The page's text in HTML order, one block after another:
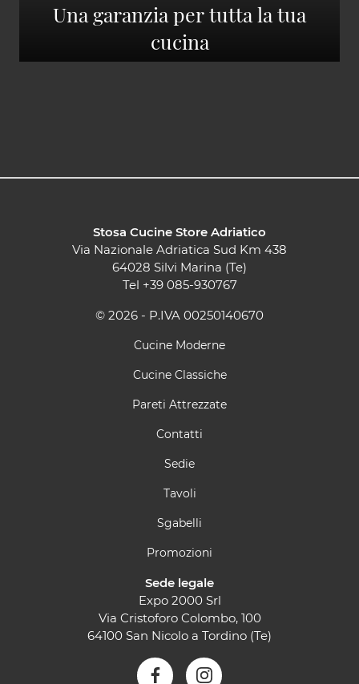
Una garanzia per tutta la tua
cucina
Stosa Cucine Store Adriatico
Via Nazionale Adriatica Sud Km 438
64028 Silvi Marina (Te)
Tel +39 085-930767
© 2026 - P.IVA 00250140670
Cucine Moderne
Cucine Classiche
Pareti Attrezzate
Contatti
Sedie
Tavoli
Sgabelli
Promozioni
Sede legale
Expo 2000 Srl
Via Cristoforo Colombo, 100
64100 San Nicolo a Tordino (Te)